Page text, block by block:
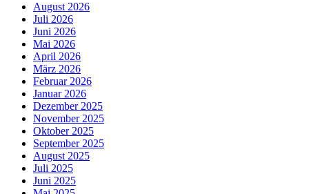
August 2026
Juli 2026
Juni 2026
Mai 2026
April 2026
März 2026
Februar 2026
Januar 2026
Dezember 2025
November 2025
Oktober 2025
September 2025
August 2025
Juli 2025
Juni 2025